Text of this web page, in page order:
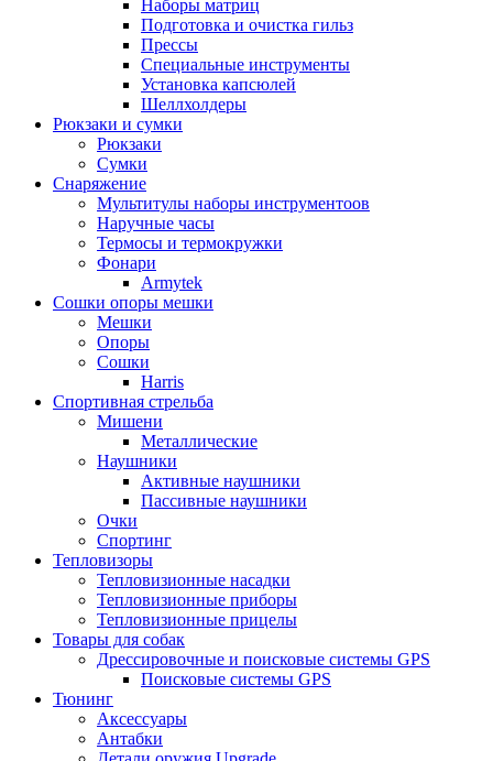
Наборы матриц
Подготовка и очистка гильз
Прессы
Специальные инструменты
Установка капсюлей
Шеллхолдеры
Рюкзаки и сумки
Рюкзаки
Сумки
Снаряжение
Мультитулы наборы инструментоов
Наручные часы
Термосы и термокружки
Фонари
Armytek
Сошки опоры мешки
Мешки
Опоры
Сошки
Harris
Спортивная стрельба
Мишени
Металлические
Наушники
Активные наушники
Пассивные наушники
Очки
Спортинг
Тепловизоры
Тепловизионные насадки
Тепловизионные приборы
Тепловизионные прицелы
Товары для собак
Дрессировочные и поисковые системы GPS
Поисковые системы GPS
Тюнинг
Аксессуары
Антабки